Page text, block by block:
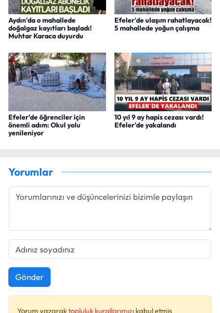
Aydın'da o mahallede
doğalgaz kayıtları başladı!
Muhtar Karaca duyurdu
Efeler'de ulaşım rahatlayacak!
5 mahallede yoğun çalışma
Efeler’de öğrenciler için
önemli adım: Okul yolu
yenileniyor
10 yıl 9 ay hapis cezası vardı!
Efeler'de yakalandı
Yorumlar
Gönder
Yorum yazaraktopluluk kurallarımızı kabul etmiş